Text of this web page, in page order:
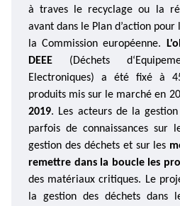
à traves le recyclage ou la
avant dans le Plan d’action
la Commission européenne.
DEEE (Déchets
Electroniques) a été fixé à
produits mis sur le marché en
2019. Les acteurs de la
parfois de connaissances sur
gestion des déchets et sur les
remettre dans la boucle les
des matériaux critiques. Le
la gestion des déchets dans